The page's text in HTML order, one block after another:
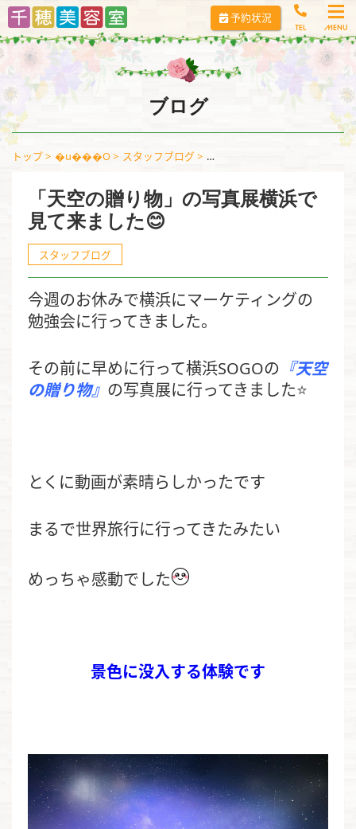
コ
ン
テ
ツ
へ
ス
キ
予約状況
TEL
ブログ
トップ �u���O スタッフブログ 「天空の贈り物」の写真展横
「天空の贈り物」の写真展横浜で
見て来ました😊
スタッフブログ
今週のお休みで横浜にマーケティングの
勉強会に行ってきました。
その前に早めに行って横浜SOGOの 『天空
の贈り物』 の写真展に行ってきました⭐️
とくに動画が素晴らしかったです
まるで世界旅行に行ってきたみたい
めっちゃ感動でした
景色に没入する体験です